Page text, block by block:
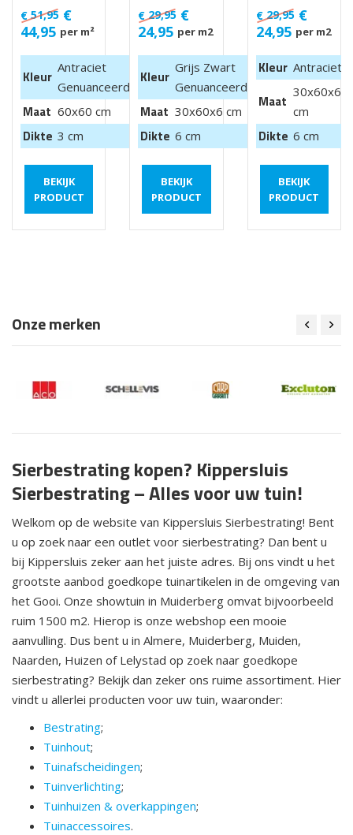
Luik
€ 51,95 €
44,95 per m²
Kleur
Antraciet
Genuanceerd
Maat 60x60 cm
Dikte 3 cm
BEKIJK
PRODUCT
30x60x6 cm
€ 29,95 €
24,95 per m2
Kleur
Grijs Zwart
Genuanceerd
Maat 30x60x6 cm
Dikte 6 cm
BEKIJK
PRODUCT
30x60x6 cm
€29,95 €
24,95 per m2
Kleur Antraciet
Maat
30x60x6
cm
Dikte 6 cm
BEKIJK
PRODUCT
Onze merken
Sierbestrating kopen? Kippersluis
Sierbestrating – Alles voor uw tuin!
Welkom op de website van Kippersluis Sierbestrating! Bent
u op zoek naar een outlet voor sierbestrating? Dan bent u
bij Kippersluis zeker aan het juiste adres. Bij ons vindt u het
grootste aanbod goedkope tuinartikelen in de omgeving van
het Gooi. Onze showtuin in Muiderberg omvat bijvoorbeeld
ruim 1500 m2. Hierop is onze webshop een mooie
aanvulling. Dus bent u in Almere, Muiderberg, Muiden,
Naarden, Huizen of Lelystad op zoek naar goedkope
sierbestrating? Bekijk dan zeker ons ruime assortiment. Hier
vindt u allerlei producten voor uw tuin, waaronder:
Bestrating;
Tuinhout;
Tuinafscheidingen;
Tuinverlichting;
Tuinhuizen & overkappingen;
Tuinaccessoires.